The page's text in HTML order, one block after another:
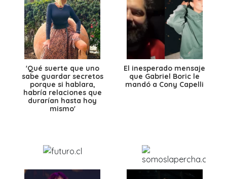
'Qué suerte que uno
sabe guardar secretos
porque si hablara,
habría relaciones que
durarían hasta hoy
mismo'
El inesperado mensaje
que Gabriel Boric le
mandó a Cony Capelli